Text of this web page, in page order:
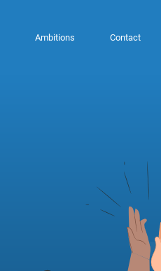
FONCTIONNALITÉS DÉDIÉES
Ambitions Contact